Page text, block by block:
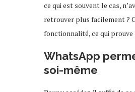
ce qui est souvent le cas,
retrouver plus facilement ?
fonctionnalité, ce qui prouve
WhatsApp
soi-même